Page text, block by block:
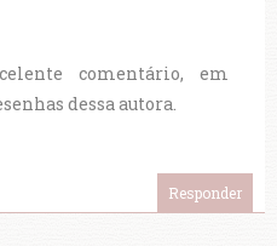
comentário, em
dessa autora.
Responder